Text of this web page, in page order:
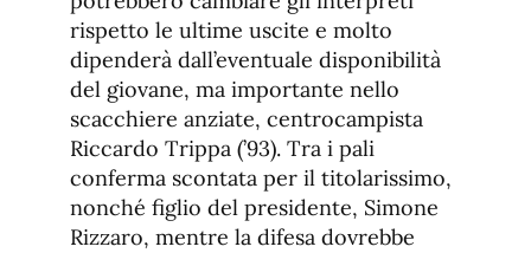
rispetto le ultime uscite e molto
dipenderà dall’eventuale disponibilità
del giovane, ma importante nello
scacchiere anziate, centrocampista
Riccardo Trippa (’93). Tra i pali
conferma scontata per il titolarissimo,
nonché figlio del presidente, Simone
Rizzaro, mentre la difesa dovrebbe